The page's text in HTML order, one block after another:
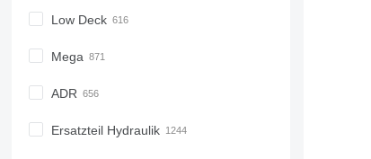
Low Deck
Mega
ADR
Ersatzteil Hydraulik